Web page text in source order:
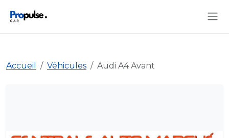
Accueil Véhicules Audi A4 Avant